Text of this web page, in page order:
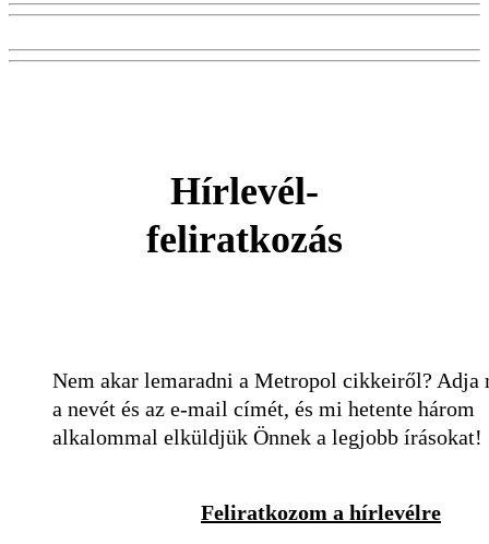
Hírlevél-
feliratkozás
Nem akar lemaradni a Metropol cikkeiről? Adja
a nevét és az e-mail címét, és mi hetente három
alkalommal elküldjük Önnek a legjobb írásokat!
Feliratkozom a hírlevélre